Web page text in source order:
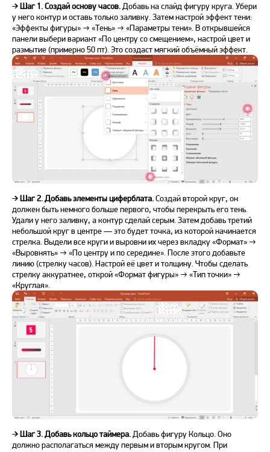
➔Шаг 1. Создай основу часов. Добавь на слайд фигуру круга. Убери
у него контур и оставь только заливку. Затем настрой эффект тени:
«Эффекты фигуры» → «Тень» → «Параметры тени». В открывшейся
панели выбери вариант «По центру со смещением», настрой цвет и
размытие (примерно 50 пт). Это создаст мягкий объёмный эффект.
➔Шаг 2. Добавь элементы циферблата.Создай второй круг, он
должен быть немного больше первого, чтобы перекрыть его тень.
Удали у него заливку, а контур сделай серым. Затем добавь третий
небольшой круг в центре — это будет точка, из которой начинается
стрелка. Выдели все круги и выровни их через вкладку «Формат» →
«Выровнять» → «По центру и по середине». После этого добавьте
линию (стрелку часов). Настрой её цвет и толщину. Чтобы сделать
стрелку аккуратнее, открой «Формат фигуры» → «Тип точки» →
«Круглая».
➔Шаг 3. Добавь кольцо таймера. Добавь фигуру Кольцо. Оно
должно располагаться между первым и вторым кругом. При